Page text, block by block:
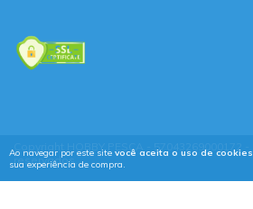
Ao navegar por este site você aceita o uso de cookies
sua experiência de compra.
Copyright HOBBY PESCA -
reservados.